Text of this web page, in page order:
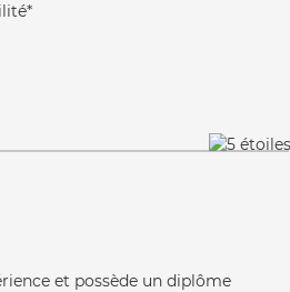
et possède un diplôme